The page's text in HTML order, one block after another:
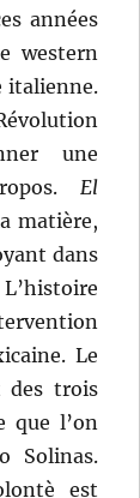
années
western
italienne.
une
El
matière,
dans
Le
des trois
que l’on
Solinas.
est